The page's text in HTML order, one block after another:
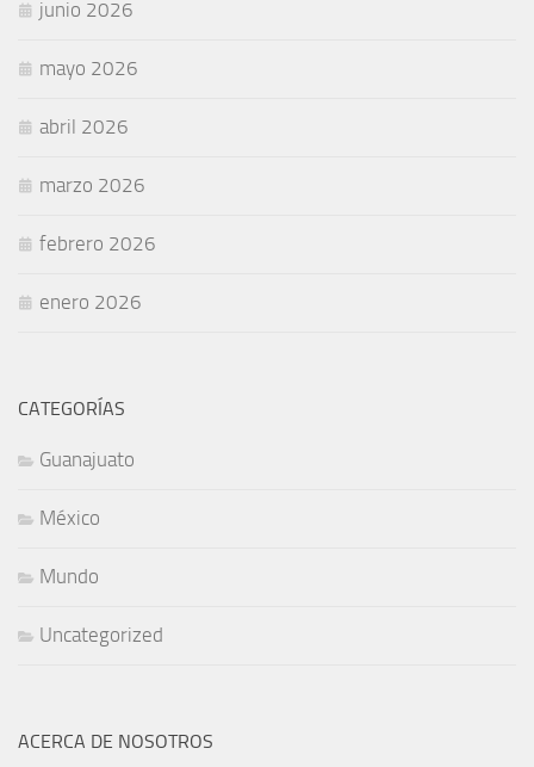
junio 2026
mayo 2026
abril 2026
marzo 2026
febrero 2026
enero 2026
CATEGORÍAS
Guanajuato
México
Mundo
Uncategorized
ACERCA DE NOSOTROS